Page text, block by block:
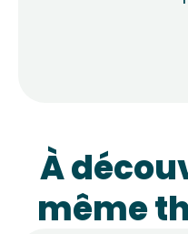
À
même